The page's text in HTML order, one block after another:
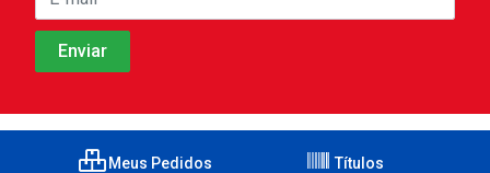
Meus Pedidos Títulos